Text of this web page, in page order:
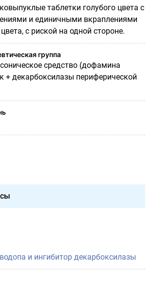
таблетки голубого цвета с
и единичными вкраплениями
с риской на одной стороне.
группа
средство (дофамина
+ декарбоксилазы периферической
и ингибитор декарбоксилазы